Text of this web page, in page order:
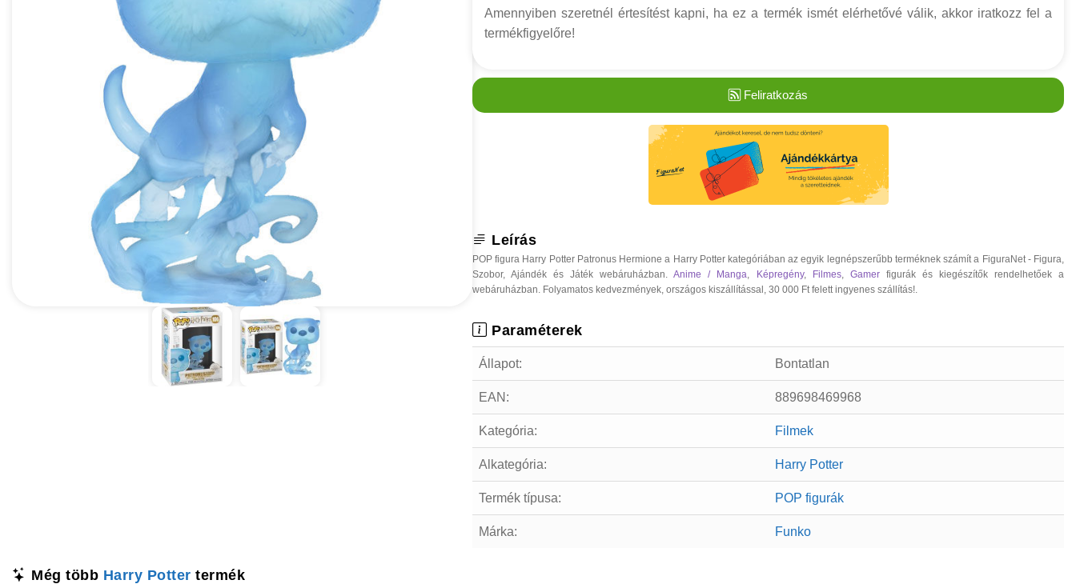
Amennyiben szeretnél értesítést kapni, ha ez a termék ismét elérhetővé válik, akkor iratkozz fel a
termékfigyelőre!
Feliratkozás
Leírás
POP figura Harry Potter Patronus Hermione a Harry Potter kategóriában az egyik legnépszerűbb terméknek számít a FiguraNet - Figura,
Szobor, Ajándék és Játék webáruházban.Anime / Manga Képregény, Filmes, Gamerfigurák és kiegészítők rendelhetőek a
webáruházban. Folyamatos kedvezmények, országos kiszállítással, 30 000 Ft felett ingyenes szállítás!.
Paraméterek
Állapot: Bontatlan
EAN: 889698469968
Kategória: Filmek
Alkategória: Harry Potter
Termék típusa: POP figurák
Márka: Funko
Még több Harry Potter termék